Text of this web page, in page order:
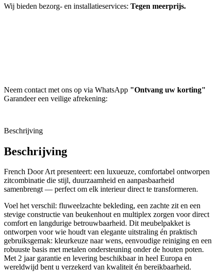
Wij bieden bezorg- en installatieservices: Tegen meerprijs.
Neem contact met ons op via WhatsApp "Ontvang uw korting"
Garandeer een veilige afrekening:
Beschrijving
Beschrijving
French Door Art presenteert: een luxueuze, comfortabel ontworpen
zitcombinatie die stijl, duurzaamheid en aanpasbaarheid
samenbrengt — perfect om elk interieur direct te transformeren.
Voel het verschil: fluweelzachte bekleding, een zachte zit en een
stevige constructie van beukenhout en multiplex zorgen voor direct
comfort en langdurige betrouwbaarheid. Dit meubelpakket is
ontworpen voor wie houdt van elegante uitstraling én praktisch
gebruiksgemak: kleurkeuze naar wens, eenvoudige reiniging en een
robuuste basis met metalen ondersteuning onder de houten poten.
Met 2 jaar garantie en levering beschikbaar in heel Europa en
wereldwijd bent u verzekerd van kwaliteit én bereikbaarheid.